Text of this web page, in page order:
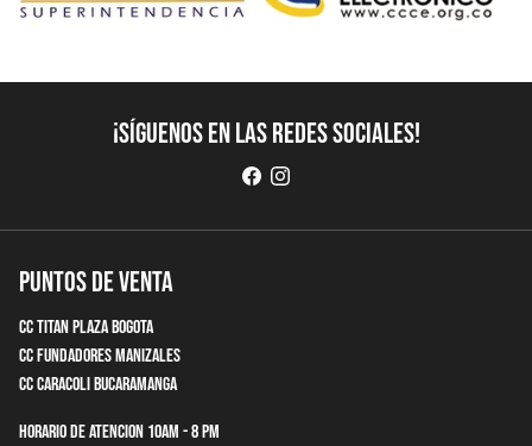
¡Síguenos en las redes sociales!
Puntos de Venta
CC Titan Plaza Bogota
CC Fundadores Manizales
CC Caracoli Bucaramanga
Horario de Atencion 10am - 8 pm